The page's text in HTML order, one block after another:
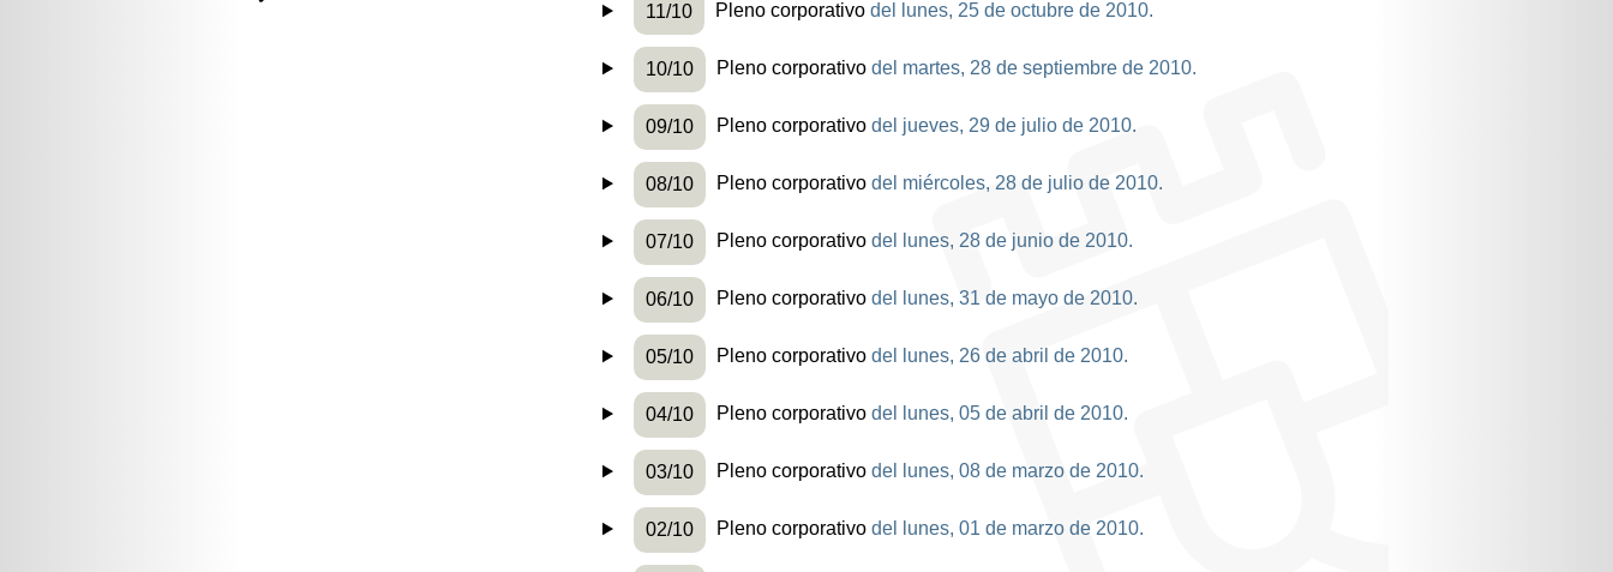
11/10 Pleno corporativo del lunes, 25 de octubre de 2010.
10/10 Pleno corporativo del martes, 28 de septiembre de 2010.
09/10 Pleno corporativo del jueves, 29 de julio de 2010.
08/10 Pleno corporativo del miércoles, 28 de julio de 2010.
07/10 Pleno corporativo del lunes, 28 de junio de 2010.
06/10 Pleno corporativo del lunes, 31 de mayo de 2010.
05/10 Pleno corporativo del lunes, 26 de abril de 2010.
04/10 Pleno corporativo del lunes, 05 de abril de 2010.
03/10 Pleno corporativo del lunes, 08 de marzo de 2010.
02/10 Pleno corporativo del lunes, 01 de marzo de 2010.